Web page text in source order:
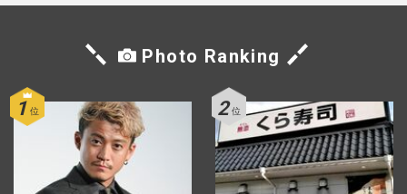
Photo Ranking